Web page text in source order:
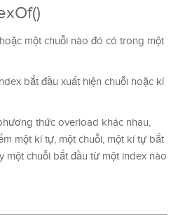
một chuỗi nào đó có trong một
bắt đầu xuất hiện chuỗi hoặc kí
thức overload khác nhau,
một kí tự, một chuỗi, một kí tự bắt
một chuỗi bắt đầu từ một index nào